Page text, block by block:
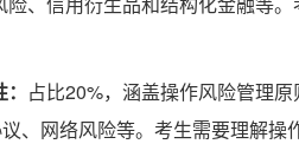
占比20%，涵盖操作风险管理
、网络风险等。考生需要理解操